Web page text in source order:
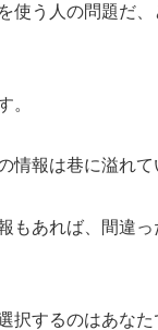
使う人の問題だ
。
情報は巷に溢れて
もあれば、間違っ
択するのはあなた